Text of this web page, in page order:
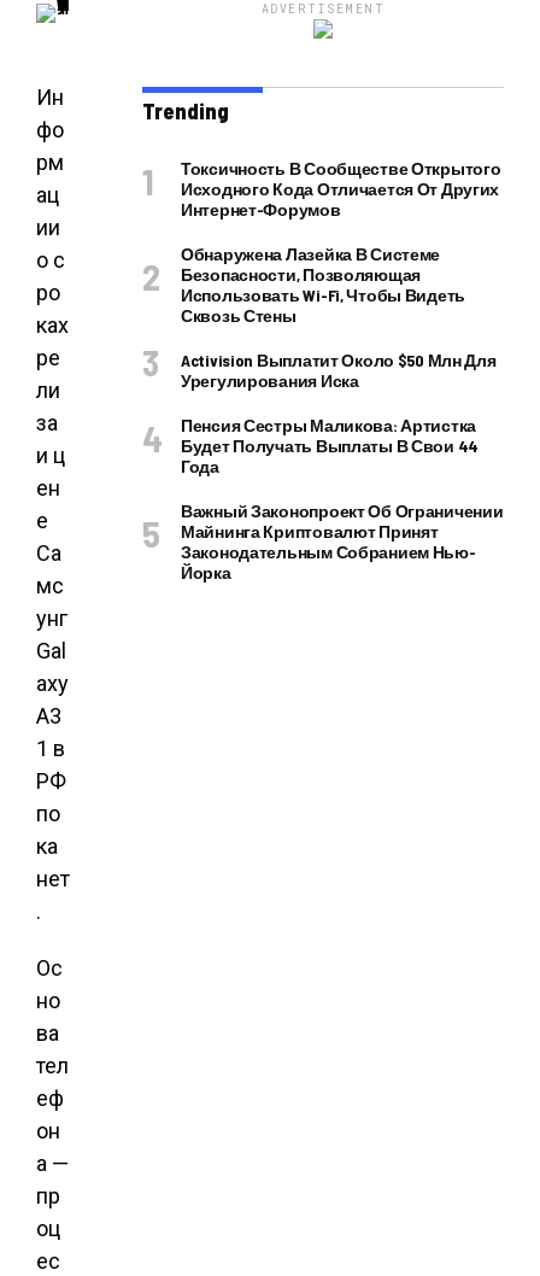
Ин
фо
рм
ац
ии
о с
ро
ках
ре
ли
за
и ц
ен
е
Са
мс
унг
Gal
axy
A3
1 в
РФ
по
ка
нет
.
Ос
но
ва
тел
еф
он
а —
пр
оц
ес
ADVERTISEMENT
Trending
Токсичность В Сообществе Открытого
Исходного Кода Отличается От Других
Интернет-Форумов
Обнаружена Лазейка В Системе
Безопасности, Позволяющая
Использовать Wi-Fi, Чтобы Видеть
Сквозь Стены
Activision Выплатит Около $50 Млн Для
Урегулирования Иска
Пенсия Сестры Маликова: Артистка
Будет Получать Выплаты В Свои 44
Года
Важный Законопроект Об Ограничении
Майнинга Криптовалют Принят
Законодательным Собранием Нью-
Йорка